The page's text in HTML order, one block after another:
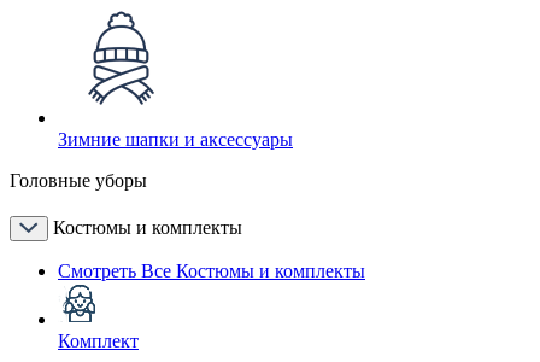
Зимние шапки и аксессуары
Головные уборы
Костюмы и комплекты
Смотреть Все Костюмы и комплекты
Комплект